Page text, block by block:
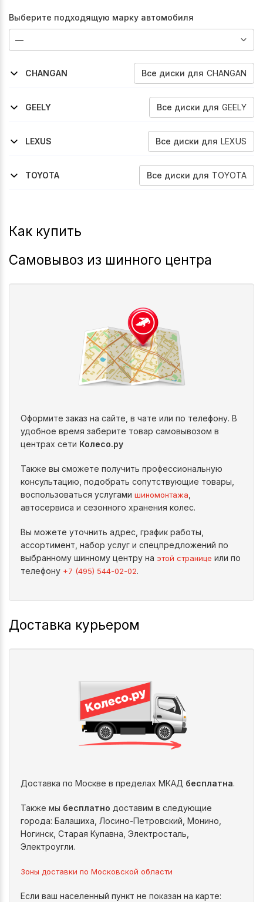
Выберите подходящую марку автомобиля
CHANGAN Все диски для CHANGAN
2022-2024
2022-2026
2020-2026
GEELY
Все диски для GEELY
2022-2024
2023-2026
LEXUS
Все диски для LEXUS
2015-2019
2019-2022
2023-2026
TOYOTA
Все диски для TOYOTA
Как купить
Самовывоз из шинного центра
Оформите заказ на сайте, в чате или по телефону. В
удобное время заберите товар самовывозом в
центрах сети Колесо.ру
Также вы сможете получить профессиональную
консультацию, подобрать сопутствующие товары,
воспользоваться услугами шиномонтажа
автосервиса и сезонного хранения колес.
Вы можете уточнить адрес, график работы,
ассортимент, набор услуг и спецпредложений по
выбранному шинному центру на этой странице или по
телефону +7 (495) 544-02-02.
Доставка курьером
Доставка по Москве в пределах МКАД бесплатна.
Также мы бесплатно доставим в следующие
города: Балашиха, Лосино-Петровский, Монино,
Ногинск, Старая Купавна, Электросталь,
Электроугли.
Зоны доставки по Московской области
Если ваш населенный пункт не показан на карте: